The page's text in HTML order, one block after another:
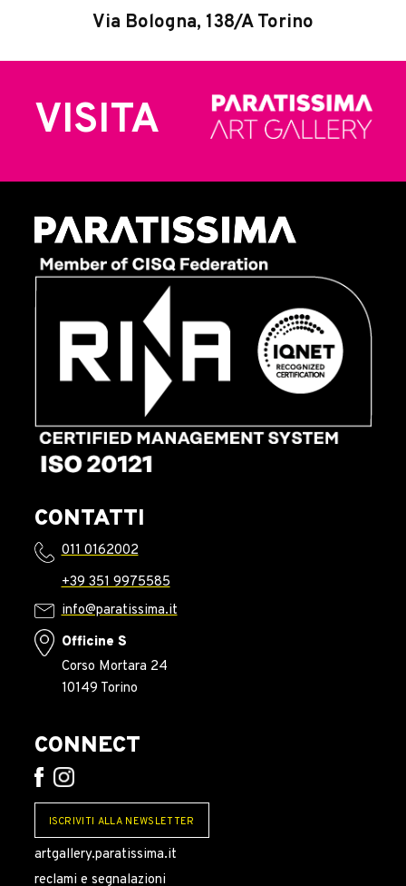
Via Bologna, 138/A Torino
VISITA
CONTATTI
011 0162002
+39 351 9975585
info@paratissima.it
Officine S
Corso Mortara 24
10149 Torino
CONNECT
ISCRIVITI ALLA NEWSLETTER
artgallery.paratissima.it
reclami e segnalazioni